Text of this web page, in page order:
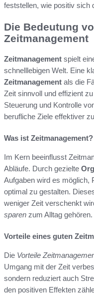
feststellen, wie positiv sich
Die Bedeutung
Zeitmanagement
Zeitmanagement spielt
schnelllebigen Welt. Eine
Zeitmanagement als die
Zeit sinnvoll und effizient
Steuerung und Kontrolle
berufliche Ziele effektiver
Was ist Zeitmanagement?
Im Kern beeinflusst
Abläufe. Durch gezielte
Aufgaben wird es möglich,
optimal zu gestalten.
weniger Zeit verschenkt
sparen zum Alltag gehören.
Vorteile eines guten
Die Vorteile
Umgang mit der Zeit
sondern reduziert auch
den positiven Effekten